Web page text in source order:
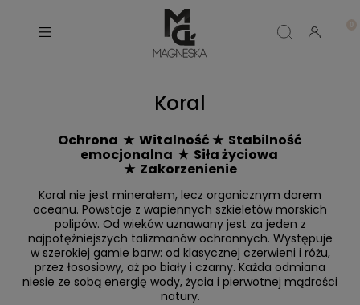
Koral
Ochrona ★ Witalność ★ Stabilność
emocjonalna ★ Siła życiowa
★ Zakorzenienie
Koral nie jest minerałem, lecz organicznym darem
oceanu. Powstaje z wapiennych szkieletów morskich
polipów. Od wieków uznawany jest za jeden z
najpotężniejszych talizmanów ochronnych. Występuje
w szerokiej gamie barw: od klasycznej czerwieni i różu,
przez łososiowy, aż po biały i czarny. Każda odmiana
niesie ze sobą energię wody, życia i pierwotnej mądrości
natury.